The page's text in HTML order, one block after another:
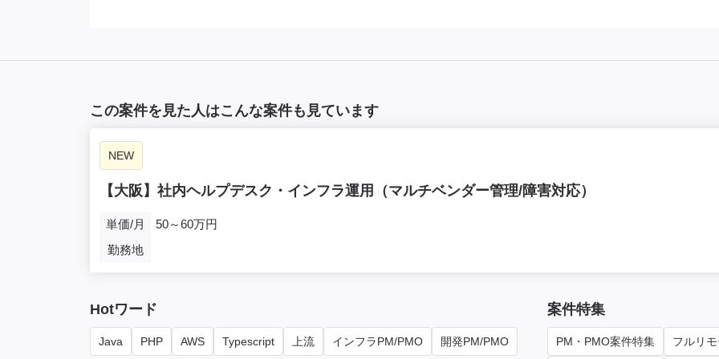
この案件を見た人はこんな案件も見ています
NEW
【大阪】社内ヘルプデスク・インフラ運用（マルチベンダー管理/障害対応）
単価/月
50～60万円
勤務地
Hotワード
Java PHP AWS Typescript 上流 インフラPM/PMO 開発PM/PMO
案件特集
PM・PMO案件特集 フルリ